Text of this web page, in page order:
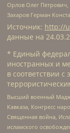
Орлов Олег
Захаров Герман
Источник: http://
данные на
* Единый
иностранных и
в соответствии
Высший военный
Кавказа, Конгресс
Священная война,
исламского